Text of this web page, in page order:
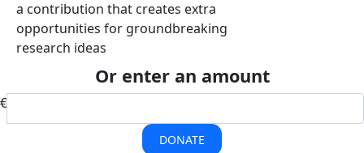
a contribution that creates extra
opportunities for groundbreaking
research ideas
Or enter an amount
€
DONATE